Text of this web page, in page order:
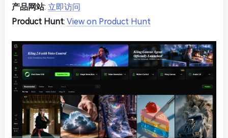
产品网站: 立即访问
Product Hunt: View on Product Hunt